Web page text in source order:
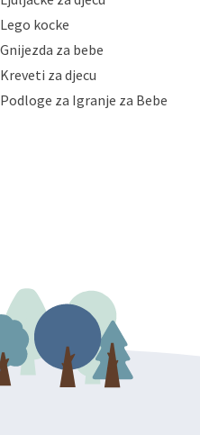
samo onim svojim
potrebni radi provedbe
zakonima. Napominjemo
potpunosti ili djelomice,
obrade Vaših osobnih
podnijeti poštom na
mailom na adresu:
Lego kocke
Gnijezda za bebe
Kreveti za djecu
Podloge za Igranje za Bebe